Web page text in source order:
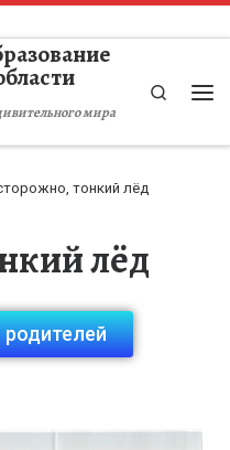
мира
Search
тонкий лёд
лёд